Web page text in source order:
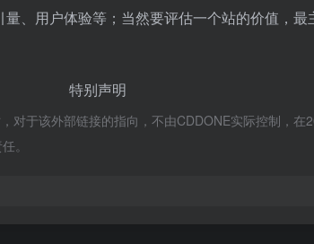
、用户体验等；当然要评估一个站的价值，
特别声明
于该外部链接的指向，不由CDDONE实际控制，
。